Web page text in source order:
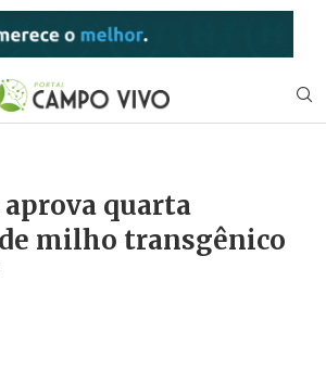
quarta
milho transgênico